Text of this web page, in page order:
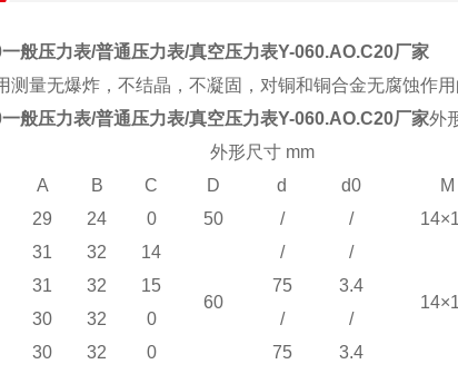
般压力表/普通压力表/真空压力表Y-060.AO.C20厂家
测量无爆炸，不结晶，不凝固，对铜和铜合金无腐蚀作用
般压力表/普通压力表/真空压力表Y-060.AO.C20厂家外
外形尺寸 mm
A
B C D d d0
M
29 24 0 50 / /
31 32 14
60
/ /
31 32 15 75
3.4
30 32 0 /
/
30 32 0 75
3.4